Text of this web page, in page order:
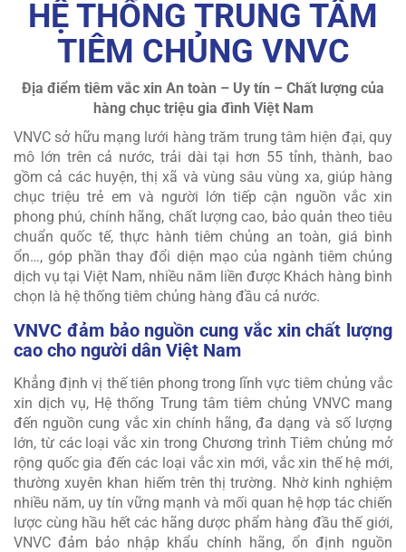
HỆ THỐNG TRUNG TÂM
TIÊM CHỦNG VNVC
Địa điểm tiêm vắc xin An toàn – Uy tín – Chất lượng của
hàng chục triệu gia đình Việt Nam
VNVC sở hữu mạng lưới hàng trăm trung tâm hiện đại, quy
mô lớn trên cả nước, trải dài tại hơn 55 tỉnh, thành, bao
gồm cả các huyện, thị xã và vùng sâu vùng xa, giúp hàng
chục triệu trẻ em và người lớn tiếp cận nguồn vắc xin
phong phú, chính hãng, chất lượng cao, bảo quản theo tiêu
chuẩn quốc tế, thực hành tiêm chủng an toàn, giá bình
ổn…, góp phần thay đổi diện mạo của ngành tiêm chủng
dịch vụ tại Việt Nam, nhiều năm liền được Khách hàng bình
chọn là hệ thống tiêm chủng hàng đầu cả nước.
VNVC đảm bảo nguồn cung vắc xin chất lượng
cao cho người dân Việt Nam
Khẳng định vị thế tiên phong trong lĩnh vực tiêm chủng vắc
xin dịch vụ, Hệ thống Trung tâm tiêm chủng VNVC mang
đến nguồn cung vắc xin chính hãng, đa dạng và số lượng
lớn, từ các loại vắc xin trong Chương trình Tiêm chủng mở
rộng quốc gia đến các loại vắc xin mới, vắc xin thế hệ mới,
thường xuyên khan hiếm trên thị trường. Nhờ kinh nghiệm
nhiều năm, uy tín vững mạnh và mối quan hệ hợp tác chiến
lược cùng hầu hết các hãng dược phẩm hàng đầu thế giới,
VNVC đảm bảo nhập khẩu chính hãng, ổn định nguồn